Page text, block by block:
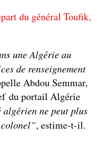
du général Toufik,
une Algérie au
de renseignement
Abdou Semmar,
du portail Algérie
algérien ne peut plus
, estime-t-il.